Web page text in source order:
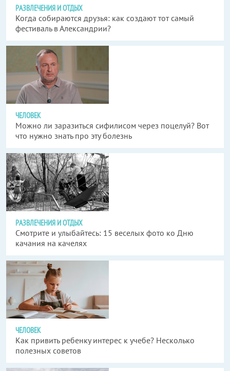
РАЗВЛЕЧЕНИЯ И ОТДЫХ
Когда собираются друзья: как создают тот самый
фестиваль в Александрии?
ЧЕЛОВЕК
Можно ли заразиться сифилисом через поцелуй? Вот
что нужно знать про эту болезнь
РАЗВЛЕЧЕНИЯ И ОТДЫХ
Смотрите и улыбайтесь: 15 веселых фото ко Дню
качания на качелях
ЧЕЛОВЕК
Как привить ребенку интерес к учебе? Несколько
полезных советов